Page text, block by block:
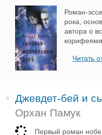
Роман-
рока,
автора о
корифеями.
Читать
4.
Джевдет-бей и
Орхан Памук
Первый роман